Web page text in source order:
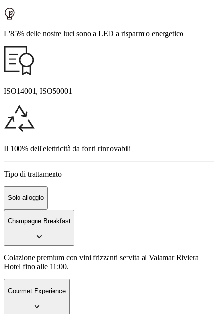
L'85% delle nostre luci sono a LED a risparmio energetico
ISO14001, ISO50001
Il 100% dell'elettricità da fonti rinnovabili
Tipo di trattamento
Solo alloggio
Champagne Breakfast
Colazione premium con vini frizzanti servita al Valamar Riviera
Hotel fino alle 11:00.
Gourmet Experience